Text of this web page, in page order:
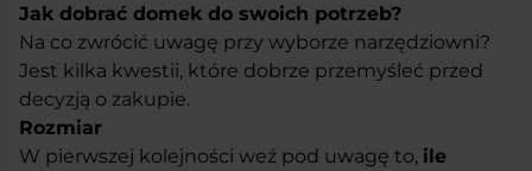
Jak dobrać domek do swoich potrzeb?
Na co zwrócić uwagę przy wyborze narzędziowni?
Jest kilka kwestii, które dobrze przemyśleć przed
decyzją o zakupie.
Rozmiar
W pierwszej kolejności weź pod uwagę to, ile